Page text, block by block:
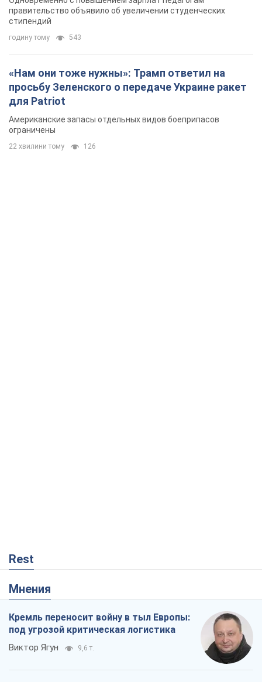
правительство объявило об увеличении студенческих
стипендий
годину тому 543
«Нам они тоже нужны»: Трамп ответил на
просьбу Зеленского о передаче Украине ракет
для Patriot
Американские запасы отдельных видов боеприпасов
ограничены
22 хвилини тому 126
Rest
Мнения
Кремль переносит войну в тыл Европы:
под угрозой критическая логистика
Виктор Ягун 9,6 т.